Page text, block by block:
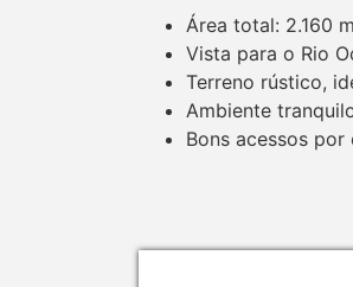
Área total: 2.160
Vista para o Rio
Terreno rústico,
Ambiente
Bons acessos por